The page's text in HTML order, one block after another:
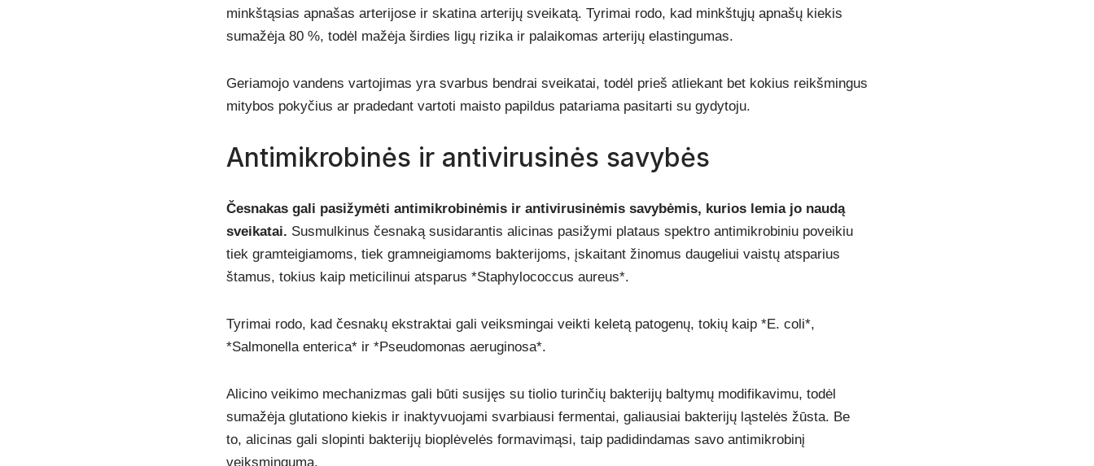
minkštąsias apnašas arterijose ir skatina arterijų sveikatą. Tyrimai rodo, kad minkštųjų apnašų kiekis
sumažėja 80 %, todėl mažėja širdies ligų rizika ir palaikomas arterijų elastingumas.
Geriamojo vandens vartojimas yra svarbus bendrai sveikatai, todėl prieš atliekant bet kokius reikšmingus
mitybos pokyčius ar pradedant vartoti maisto papildus patariama pasitarti su gydytoju.
Antimikrobinės ir antivirusinės savybės
Česnakas gali pasižymėti antimikrobinėmis ir antivirusinėmis savybėmis, kurios lemia jo naudą
sveikatai. Susmulkinus česnaką susidarantis alicinas pasižymi plataus spektro antimikrobiniu poveikiu
tiek gramteigiamoms, tiek gramneigiamoms bakterijoms, įskaitant žinomus daugeliui vaistų atsparius
štamus, tokius kaip meticilinui atsparus *Staphylococcus aureus*.
Tyrimai rodo, kad česnakų ekstraktai gali veiksmingai veikti keletą patogenų, tokių kaip *E. coli*,
*Salmonella enterica* ir *Pseudomonas aeruginosa*.
Alicino veikimo mechanizmas gali būti susijęs su tiolio turinčių bakterijų baltymų modifikavimu, todėl
sumažėja glutationo kiekis ir inaktyvuojami svarbiausi fermentai, galiausiai bakterijų ląstelės žūsta. Be
to, alicinas gali slopinti bakterijų bioplėvelės formavimąsi, taip padidindamas savo antimikrobinį
veiksmingumą.